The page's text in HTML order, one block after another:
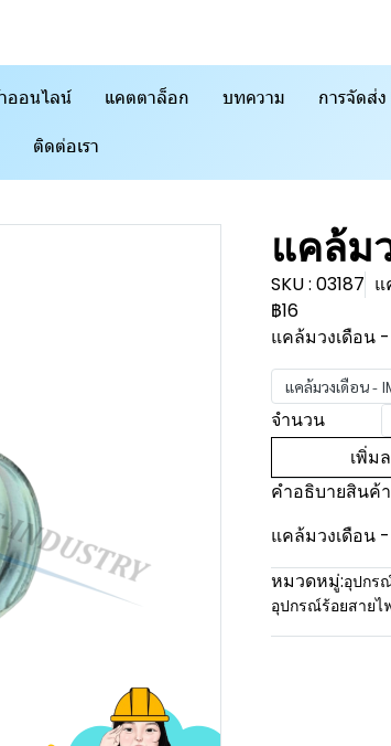
ออนไลน์ แคตตาล็อก บทความ การจัดส่ง
ติดต่อเรา
แคล้ม
SKU : 03187 แ
฿16
แคล้มวงเดือน
แคล้มวงเดือน -
จำนวน
เพิ่ม
คำอธิบายสินค้
แคล้มวงเดือน
หมวดหมู่:อุปกร
อุปกรณ์ร้อยสายไ